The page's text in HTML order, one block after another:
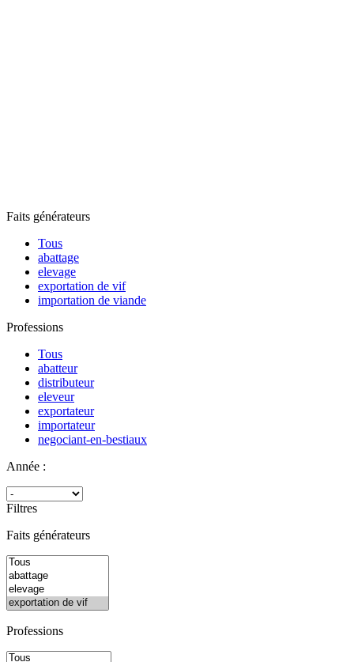
Faits générateurs
Tous
abattage
elevage
exportation de vif
importation de viande
Professions
Tous
abatteur
distributeur
eleveur
exportateur
importateur
negociant-en-bestiaux
Année :
Filtres
Faits générateurs
Professions